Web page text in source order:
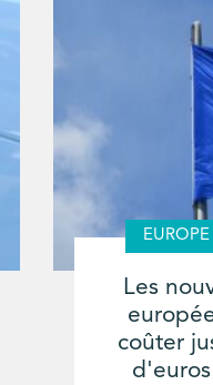
Les
coûter